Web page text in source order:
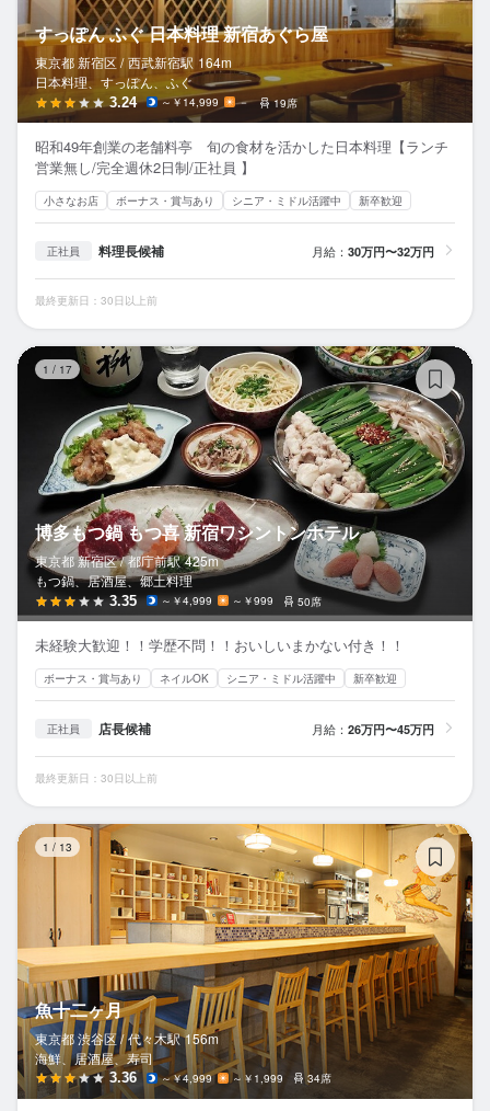
すっぽん ふぐ 日本料理 新宿あぐら屋
東京都 新宿区 / 西武新宿駅 164m
日本料理、すっぽん、ふぐ
3.24 ～￥14,999 － 19席
昭和49年創業の老舗料亭 旬の食材を活かした日本料理【ランチ
営業無し/完全週休2日制/正社員 】
小さなお店 ボーナス・賞与あり シニア・ミドル活躍中 新卒歓迎
正社員 料理長候補 月給： 30万円〜32万円
最終更新日：30日以上前
1 / 17
博多もつ鍋 もつ喜 新宿ワシントンホテル
東京都 新宿区 / 都庁前駅 425m
もつ鍋、居酒屋、郷土料理
3.35 ～￥4,999 ～￥999 50席
未経験大歓迎！！学歴不問！！おいしいまかない付き！！
ボーナス・賞与あり ネイルOK シニア・ミドル活躍中 新卒歓迎
正社員 店長候補 月給： 26万円〜45万円
最終更新日：30日以上前
1 / 13
魚十二ヶ月
東京都 渋谷区 / 代々木駅 156m
海鮮、居酒屋、寿司
3.36 ～￥4,999 ～￥1,999 34席